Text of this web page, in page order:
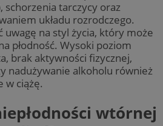
schorzenia tarczycy oraz
układu rozrodczego.
na styl życia, który może
płodność. Wysoki poziom
brak aktywności fizycznej,
nadużywanie alkoholu również
w ciążę.
wtórnej